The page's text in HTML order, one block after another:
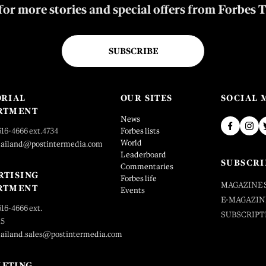
more stories and special offers from Forbes
SUBSCRIBE
4666 ext.4734
4666 ext.
OUR SITES
News
Forbes lists
World
Leaderboard
Commentaries
Forbes life
Events
SOCIAL
MAGAZINE
E-